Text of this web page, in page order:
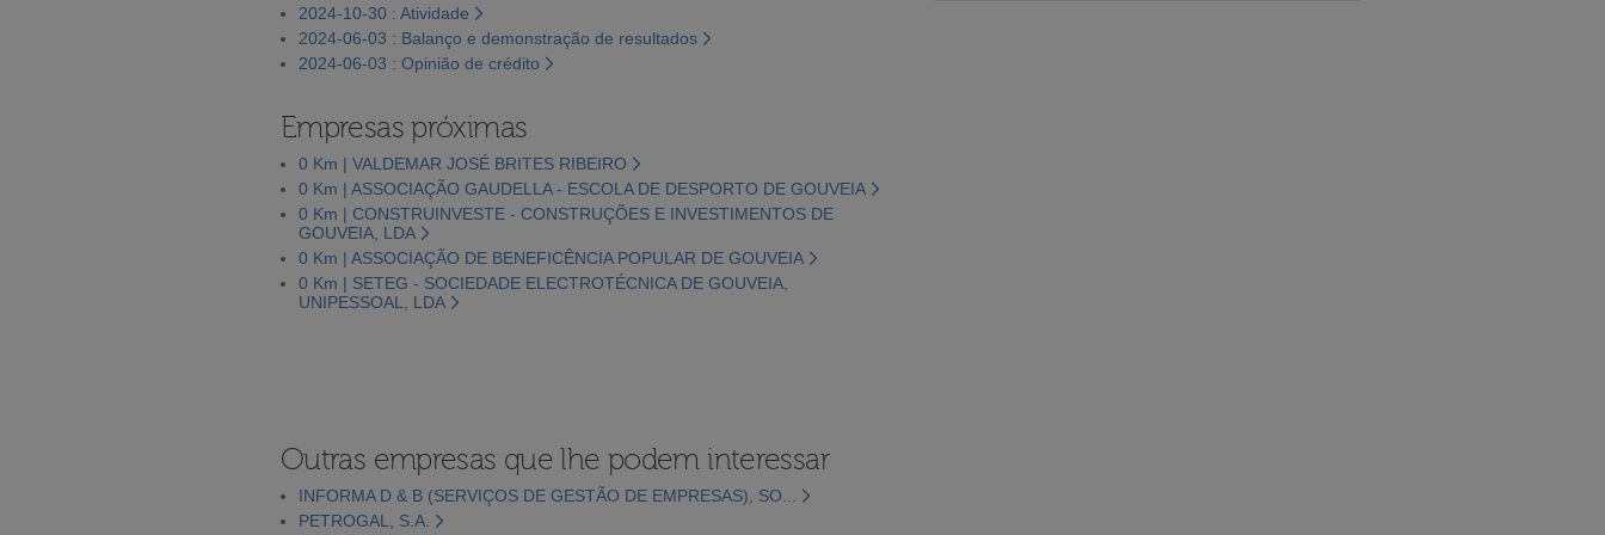
2024-10-30 : Atividade
2024-06-03 : Balanço e demonstração de resultados
2024-06-03 : Opinião de crédito
Empresas próximas
0 Km | VALDEMAR JOSÉ BRITES RIBEIRO
0 Km | ASSOCIAÇÃO GAUDELLA - ESCOLA DE DESPORTO DE GOUVEIA
0 Km | CONSTRUINVESTE - CONSTRUÇÕES E INVESTIMENTOS DE
GOUVEIA, LDA
0 Km | ASSOCIAÇÃO DE BENEFICÊNCIA POPULAR DE GOUVEIA
0 Km | SETEG - SOCIEDADE ELECTROTÉCNICA DE GOUVEIA,
UNIPESSOAL, LDA
Outras empresas que lhe podem interessar
INFORMA D & B (SERVIÇOS DE GESTÃO DE EMPRESAS), SO...
PETROGAL, S.A.